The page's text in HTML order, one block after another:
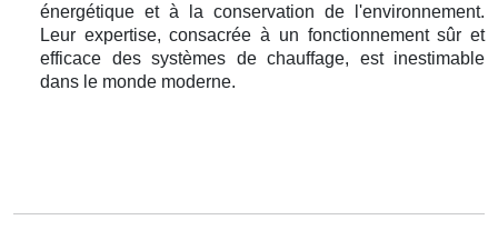
énergétique et à la conservation de l'environnement.
Leur expertise, consacrée à un fonctionnement sûr et
efficace des systèmes de chauffage, est inestimable
dans le monde moderne.